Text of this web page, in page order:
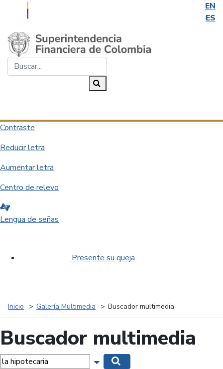
EN
ES
Saltar al contenido principal
Contraste
Reducir letra
Aumentar letra
Centro de relevo
Lengua de señas
Presente su queja
Inicio Galería Multimedia Buscador multimedia
Buscador multimedia
Mostrar opciones de búsqueda